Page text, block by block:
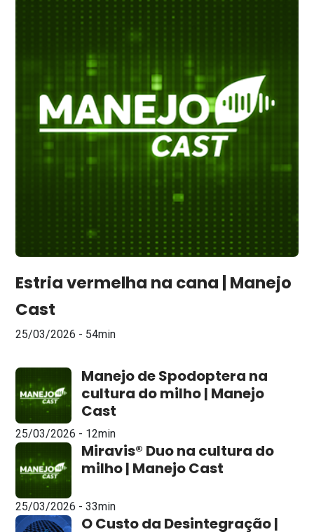
Estria vermelha na cana | Manejo
Cast
25/03/2026 - 54min
Manejo de Spodoptera na
cultura do milho | Manejo
Cast
25/03/2026 - 12min
Miravis® Duo na cultura do
milho | Manejo Cast
25/03/2026 - 33min
O Custo da Desintegração |